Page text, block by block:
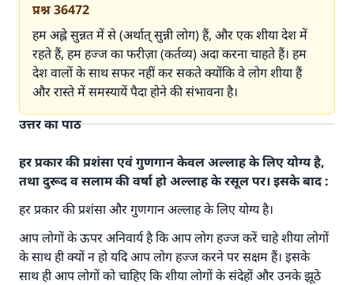
प्रश्न36472
हम अह्ले सुन्नत में से (अर्थात् सुन्नी लोग) हैं, और एक शीया देश में
रहते हैं, हम हज्ज का फरीज़ा (कर्तव्य) अदा करना चाहते हैं। हम
देश वालों के साथ सफर नहीं कर सकते क्योंकि वे लोग शीया हैं
और रास्ते में समस्यायें पैदा होने की संभावना है।
उत्तर का पाठ
हर प्रकार की प्रशंसा एवं गुणगान केवल अल्लाह के लिए योग्य है,
तथा दुरूद व सलाम की वर्षा हो अल्लाह के रसूल पर। इसके बाद :
हर प्रकार की प्रशंसा और गुणगान अल्लाह के लिए योग्य है।
आप लोगों के ऊपर अनिवार्य है कि आप लोग हज्ज करें चाहे शीया लोगों
के साथ ही क्यों न हो यदि आप लोग हज्ज करने पर सक्षम हैं। इसके
साथ ही आप लोगों को चाहिए कि शीया लोगों के संदेहों और उनके झूठे